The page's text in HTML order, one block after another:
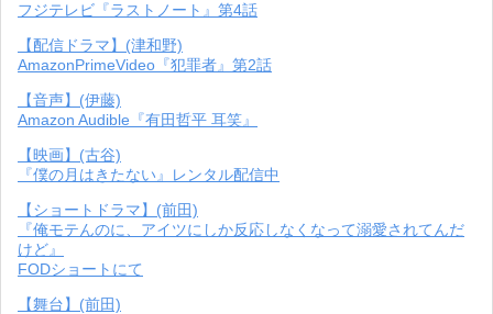
フジテレビ『ラストノート』第4話
【配信ドラマ】(津和野)
AmazonPrimeVideo『犯罪者』第2話
【音声】(伊藤)
Amazon Audible『有田哲平 耳笑』
【映画】(古谷)
『僕の月はきたない』レンタル配信中
【ショートドラマ】(前田)
『俺モテんのに、アイツにしか反応しなくなって溺愛されてんだ
けど』
FODショートにて
【舞台】(前田)